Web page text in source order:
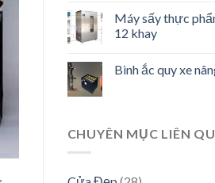
Máy sấy thực
12 khay
Bình ắc quy xe
CHUYÊN MỤC LIÊN